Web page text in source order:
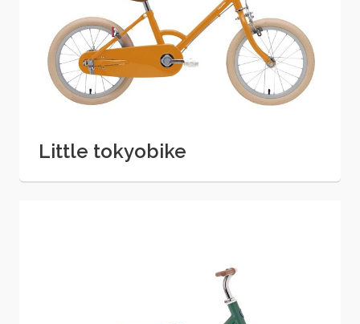
Little tokyobike